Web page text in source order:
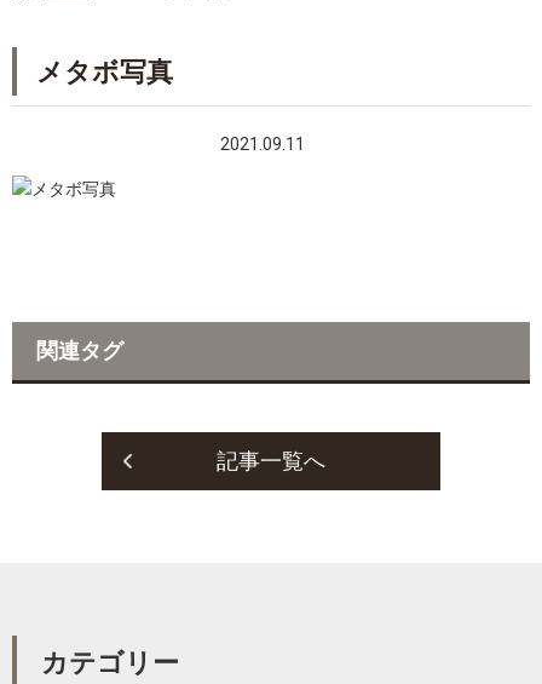
メタボ写真
2021.09.11
関連タグ
記事一覧へ
カテゴリー